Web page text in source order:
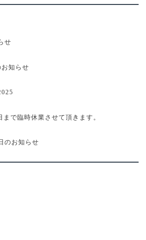
せ
知らせ
で臨時休業させて頂きます。
のお知らせ